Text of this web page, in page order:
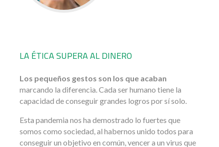
LA ÉTICA SUPERA AL DINERO
Los pequeños gestos son los que acaban
marcando la diferencia. Cada ser humano tiene la
capacidad de conseguir grandes logros por sí solo.
Esta pandemia nos ha demostrado lo fuertes que
somos como sociedad, al habernos unido todos para
conseguir un objetivo en común, vencer a un virus que